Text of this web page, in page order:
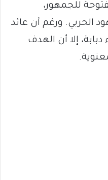
للجمهور،
ورغم أن عائد
إلا أن الهدف